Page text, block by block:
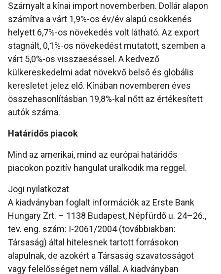
Szárnyalt a kínai import novemberben. Dollár alapon
számítva a várt 1,9%-os év/év alapú csökkenés
helyett 6,7%-os növekedés volt látható. Az export
stagnált, 0,1%-os növekedést mutatott, szemben a
várt 5,0%-os visszaeséssel. A kedvező
külkereskedelmi adat növekvő belső és globális
keresletet jelez elő. Kínában novemberen éves
összehasonlításban 19,8%-kal nőtt az értékesített
autók száma.
Határidős piacok
Mind az amerikai, mind az európai határidős
piacokon pozitív hangulat uralkodik ma reggel.
Jogi nyilatkozat
A kiadványban foglalt információk az Erste Bank
Hungary Zrt. – 1138 Budapest, Népfürdő u. 24–26.,
tev. eng. szám: I-2061/2004 (továbbiakban:
Társaság) által hitelesnek tartott forrásokon
alapulnak, de azokért a Társaság szavatosságot
vagy felelősséget nem vállal. A kiadványban